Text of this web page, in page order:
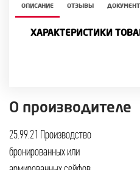
ОПИСАНИЕ ОТЗЫВЫ
ХАРАКТЕРИСТИКИ
О производителе
25.99.21 Производство
бронированных или
для офисов и предприятий
торговли 32.50 Производство